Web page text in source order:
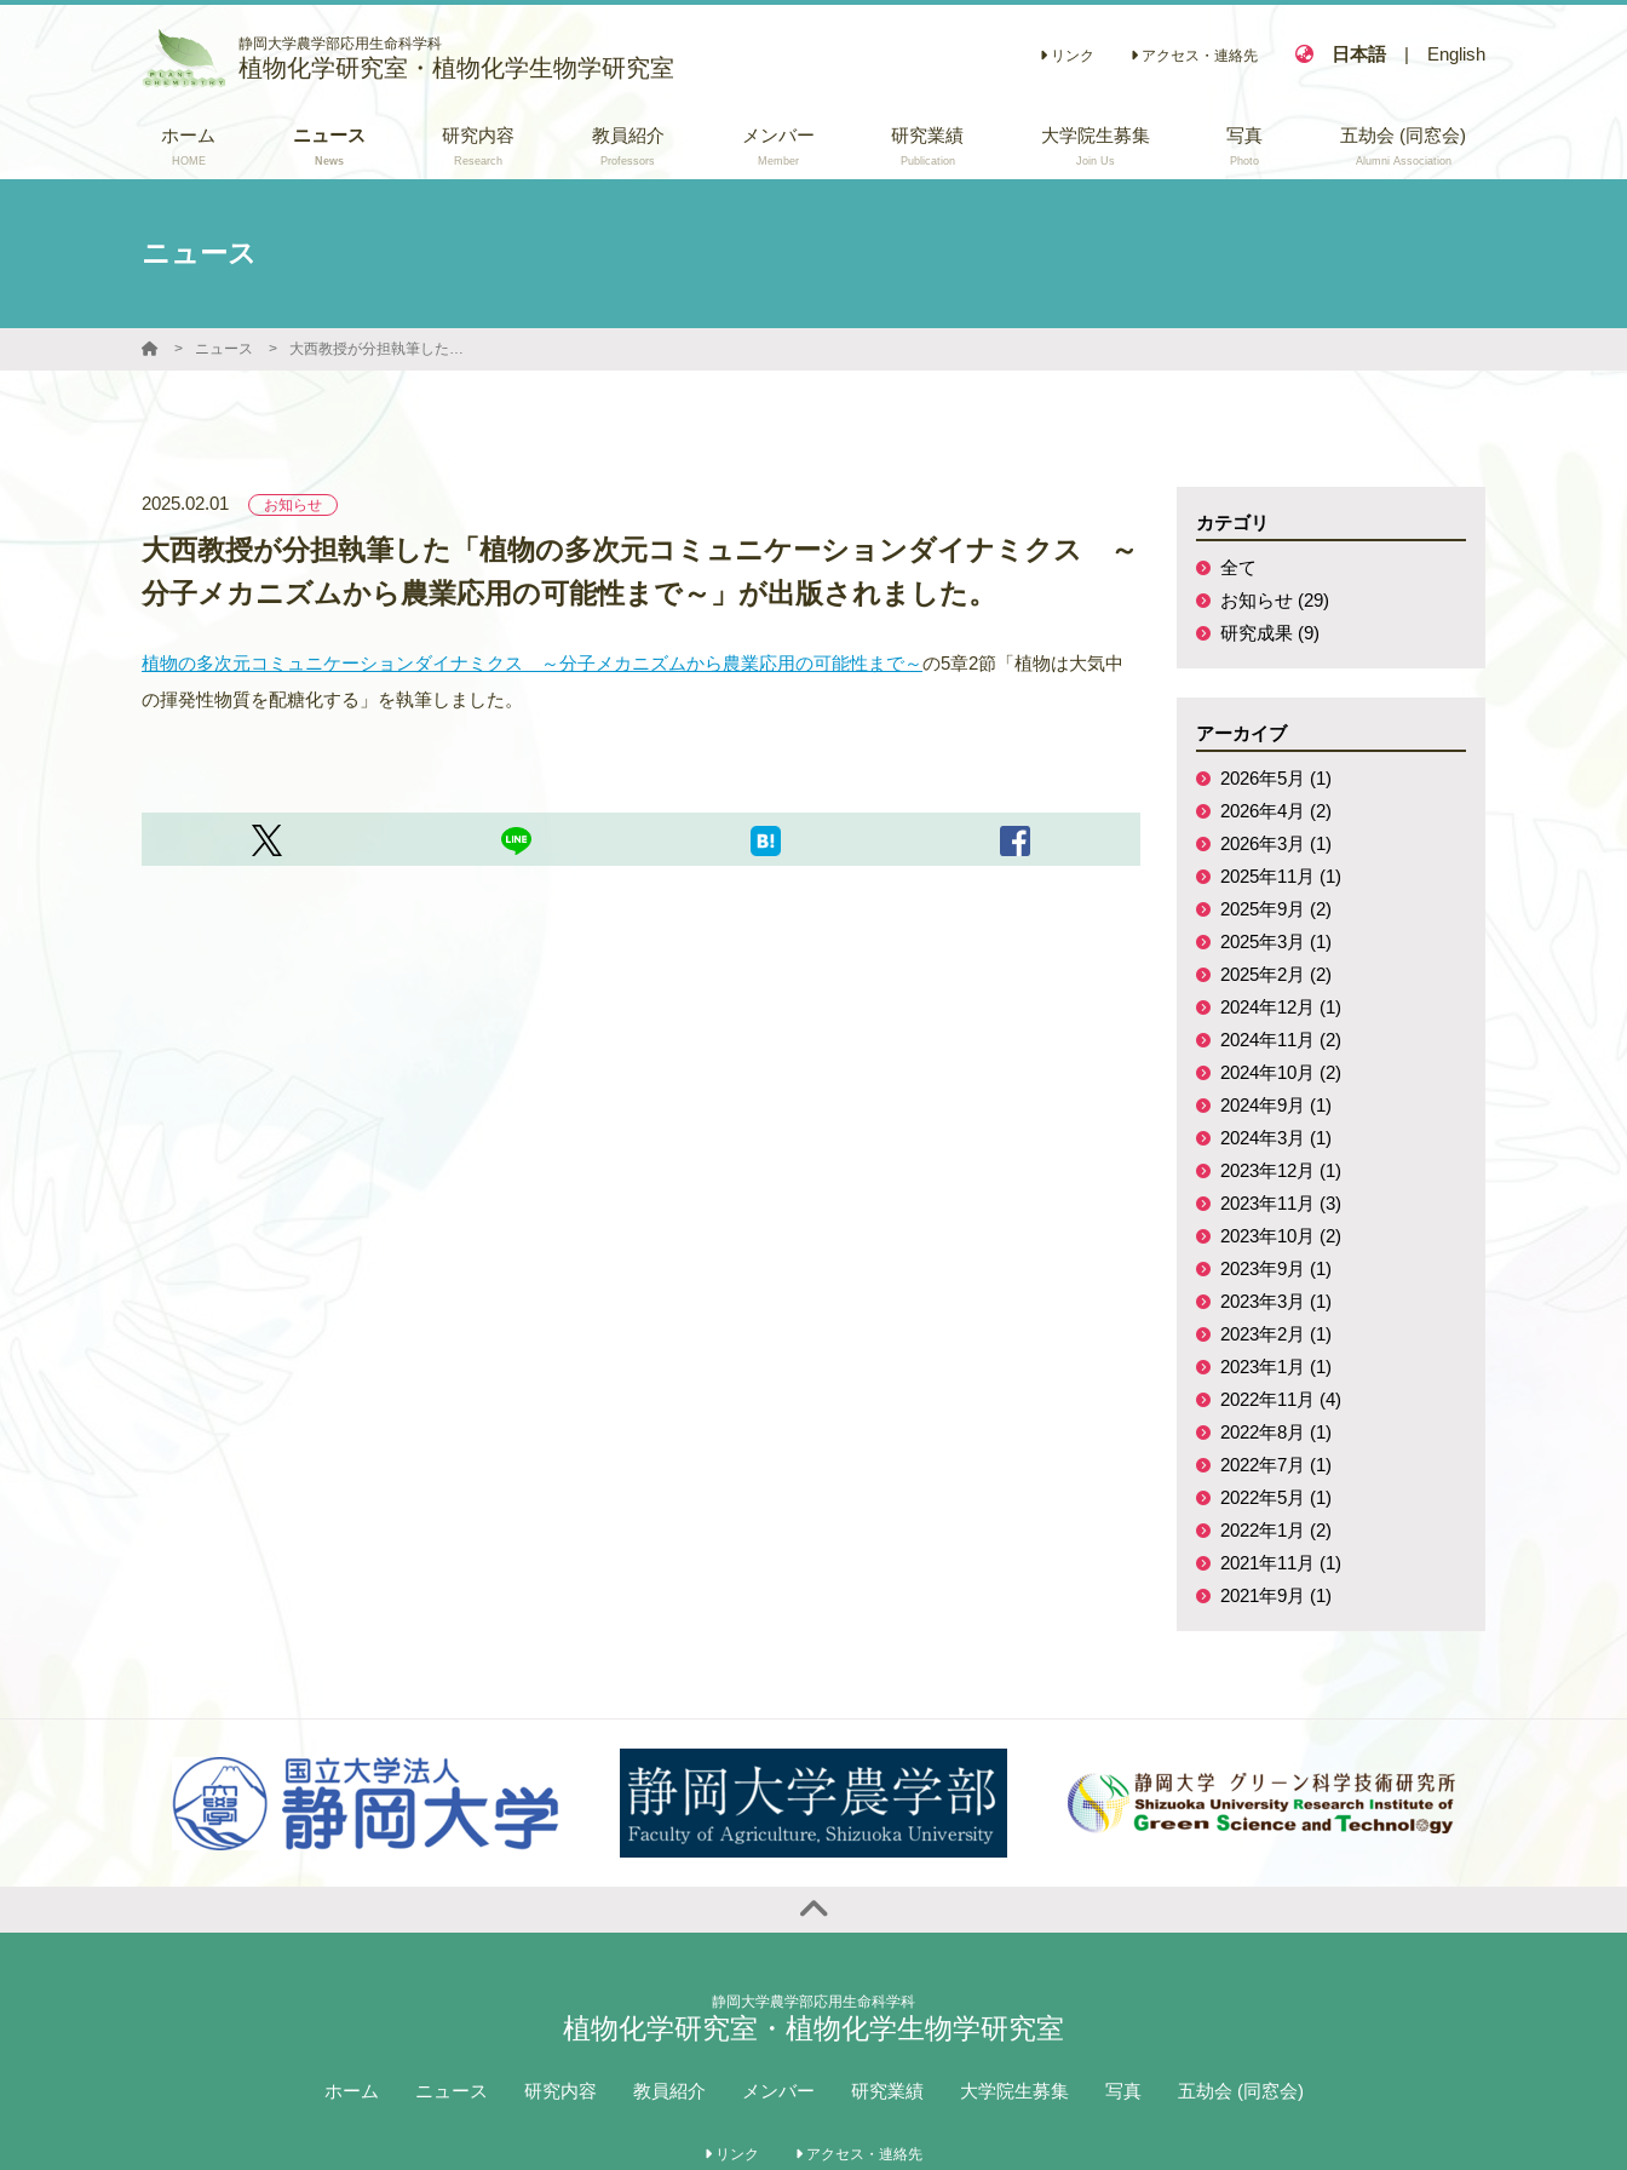
静岡大学農学部応用生命科学科
植物化学研究室・植物化学生物学研究室 リンク アクセス・連絡先 日本語 | English
ホーム
HOME
ニュース
News
研究内容
Research
教員紹介
Professors
メンバー
Member
研究業績
Publication
大学院生募集
Join Us
写真
Photo
五劫会 (同窓会)
Alumni Association
ニュース
ニュース 大西教授が分担執筆した「植物の多次元コミュニケーションダイナミクス ～分子メカニズムから農業応用の可能性まで～」が出版されました。
2025.02.01 お知らせ
大西教授が分担執筆した「植物の多次元コミュニケーションダイナミクス ～
分子メカニズムから農業応用の可能性まで～」が出版されました。
植物の多次元コミュニケーションダイナミクス ～分子メカニズムから農業応用の可能性まで～の5章2節「植物は大気中
の揮発性物質を配糖化する」を執筆しました。
カテゴリ
全て
お知らせ (29)
研究成果 (9)
アーカイブ
2026年5月 (1)
2026年4月 (2)
2026年3月 (1)
2025年11月 (1)
2025年9月 (2)
2025年3月 (1)
2025年2月 (2)
2024年12月 (1)
2024年11月 (2)
2024年10月 (2)
2024年9月 (1)
2024年3月 (1)
2023年12月 (1)
2023年11月 (3)
2023年10月 (2)
2023年9月 (1)
2023年3月 (1)
2023年2月 (1)
2023年1月 (1)
2022年11月 (4)
2022年8月 (1)
2022年7月 (1)
2022年5月 (1)
2022年1月 (2)
2021年11月 (1)
2021年9月 (1)
静岡大学農学部応用生命科学科
植物化学研究室・植物化学生物学研究室
ホーム ニュース 研究内容 教員紹介 メンバー 研究業績 大学院生募集 写真 五劫会 (同窓会)
リンク アクセス・連絡先